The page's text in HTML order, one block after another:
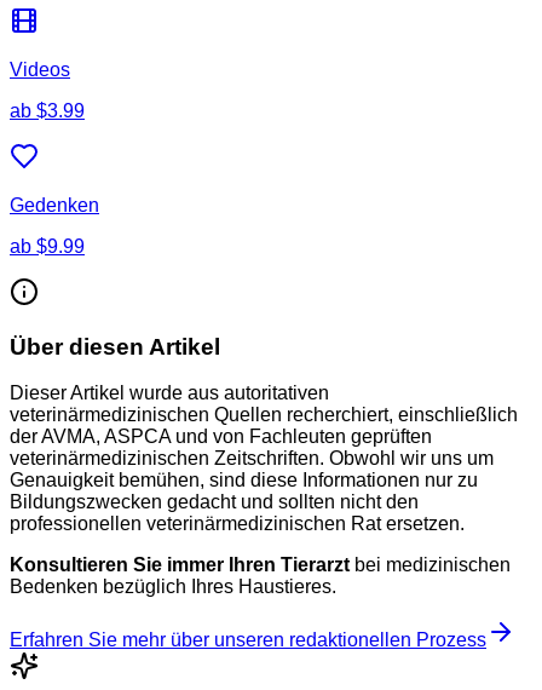
Videos
ab $3.99
Gedenken
ab $9.99
Über diesen Artikel
Dieser Artikel wurde aus autoritativen
veterinärmedizinischen Quellen recherchiert, einschließlich
der AVMA, ASPCA und von Fachleuten geprüften
veterinärmedizinischen Zeitschriften. Obwohl wir uns um
Genauigkeit bemühen, sind diese Informationen nur zu
Bildungszwecken gedacht und sollten nicht den
professionellen veterinärmedizinischen Rat ersetzen.
Konsultieren Sie immer Ihren Tierarzt bei medizinischen
Bedenken bezüglich Ihres Haustieres.
Erfahren Sie mehr über unseren redaktionellen Prozess